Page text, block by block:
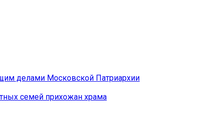
делами Московской Патриархии
семей прихожан храма